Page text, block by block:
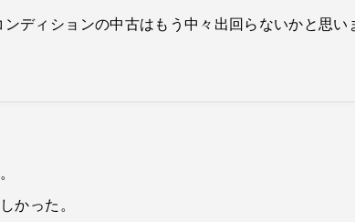
ディションの中古はもう中々出回らないかと思い
かった。